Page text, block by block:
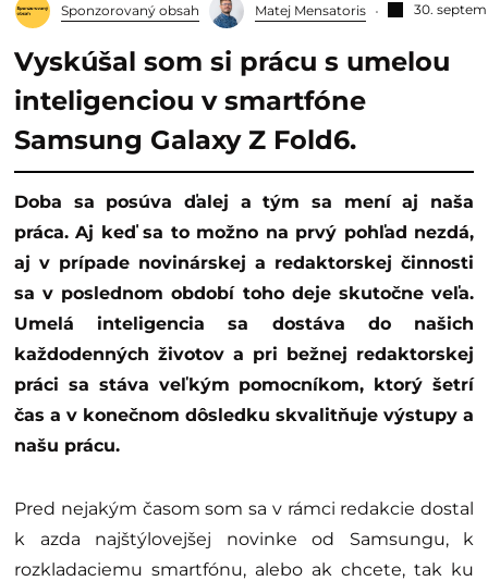
Sponzorovaný obsah Matej Mensatoris 30.
Vyskúšal som si prácu s umelou
inteligenciou v smartfóne
Samsung Galaxy Z Fold6.
Doba sa posúva ďalej a tým sa mení aj naša
práca. Aj keď sa to možno na prvý pohľad nezdá,
aj v prípade novinárskej a redaktorskej činnosti
sa v poslednom období toho deje skutočne veľa.
Umelá inteligencia sa dostáva do našich
každodenných životov a pri bežnej redaktorskej
práci sa stáva veľkým pomocníkom, ktorý šetrí
čas a v konečnom dôsledku skvalitňuje výstupy a
našu prácu.
Pred nejakým časom som sa v rámci redakcie dostal
k azda najštýlovejšej novinke od Samsungu, k
rozkladaciemu smartfónu, alebo ak chcete, tak ku